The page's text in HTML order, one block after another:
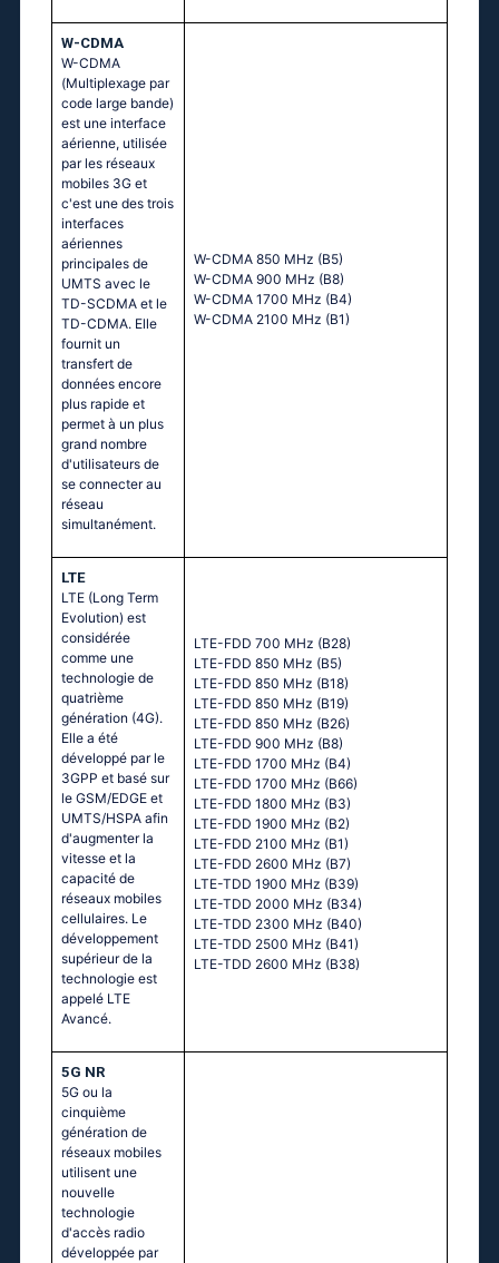
W-CDMA
W-CDMA
(Multiplexage par
code large bande)
est une interface
aérienne, utilisée
par les réseaux
mobiles 3G et
c'est une des trois
interfaces
aériennes
principales de
UMTS avec le
TD-SCDMA et le
TD-CDMA. Elle
fournit un
transfert de
données encore
plus rapide et
permet à un plus
grand nombre
d'utilisateurs de
se connecter au
réseau
simultanément.
W-CDMA 850 MHz (B5)
W-CDMA 900 MHz (B8)
W-CDMA 1700 MHz (B4)
W-CDMA 2100 MHz (B1)
LTE
LTE (Long Term
Evolution) est
considérée
comme une
technologie de
quatrième
génération (4G).
Elle a été
développé par le
3GPP et basé sur
le GSM/EDGE et
UMTS/HSPA afin
d'augmenter la
vitesse et la
capacité de
réseaux mobiles
cellulaires. Le
développement
supérieur de la
technologie est
appelé LTE
Avancé.
LTE-FDD 700 MHz (B28)
LTE-FDD 850 MHz (B5)
LTE-FDD 850 MHz (B18)
LTE-FDD 850 MHz (B19)
LTE-FDD 850 MHz (B26)
LTE-FDD 900 MHz (B8)
LTE-FDD 1700 MHz (B4)
LTE-FDD 1700 MHz (B66)
LTE-FDD 1800 MHz (B3)
LTE-FDD 1900 MHz (B2)
LTE-FDD 2100 MHz (B1)
LTE-FDD 2600 MHz (B7)
LTE-TDD 1900 MHz (B39)
LTE-TDD 2000 MHz (B34)
LTE-TDD 2300 MHz (B40)
LTE-TDD 2500 MHz (B41)
LTE-TDD 2600 MHz (B38)
5G NR
5G ou la
cinquième
génération de
réseaux mobiles
utilisent une
nouvelle
technologie
d'accès radio
développée par